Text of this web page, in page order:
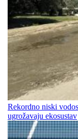
Rekordno niski
ugrožavaju ekosustav